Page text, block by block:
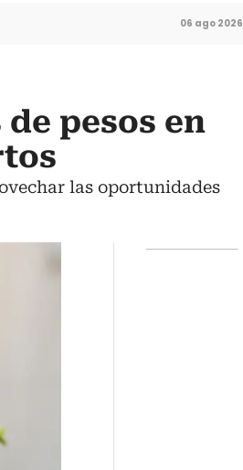
06 ago 2026
pesos en
las oportunidades